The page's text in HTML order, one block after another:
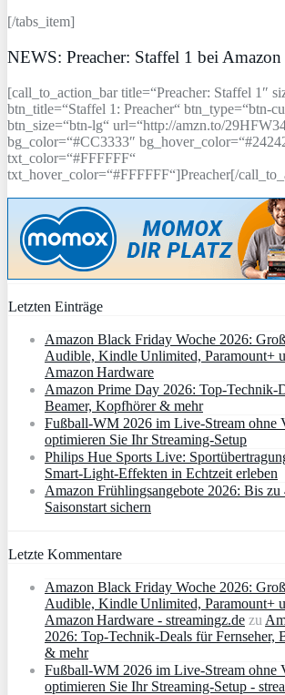
[/tabs_item]
NEWS: Preacher: Staffel 1 bei
[call_to_action_bar title=“Preacher: Staffel 1″
btn_title=“Staffel 1: Preacher“ btn_type=“btn-
btn_size=“btn-lg“ url=“http://amzn.to/
bg_color=“#CC3333″
txt_color=“#FFFFFF“
txt_hover_color=“#FFFFFF“]Preacher[/
Letzten Einträge
Amazon Black Friday Woche 2026:
Audible, Kindle Unlimited, Paramount+
Amazon Hardware
Amazon Prime Day 2026: Top-Technik-
Beamer, Kopfhörer & mehr
Fußball-WM 2026 im Live-Stream ohne
optimieren Sie Ihr Streaming-Setup
Philips Hue Sports Live:
Smart‑Light‑Effekten in Echtzeit erleben
Amazon Frühlingsangebote 2026: Bis zu
Saisonstart sichern
Letzte Kommentare
Amazon Black Friday Woche 2026:
Audible, Kindle Unlimited, Paramount+
Amazon Hardware - streamingz.de zu
2026: Top-Technik-Deals für Fernseher,
& mehr
Fußball-WM 2026 im Live-Stream ohne
optimieren Sie Ihr Streaming-Setup -